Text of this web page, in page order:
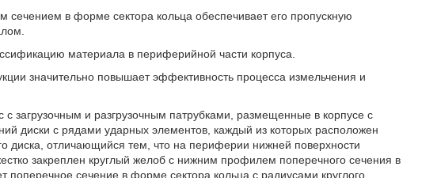
сечением в форме сектора кольца обеспечивает его пропускную
материала в периферийной части корпуса.
значительно повышает эффективность процесса измельчения и
загрузочным и разгрузочным патрубками, размещенные в корпусе с
диски с рядами ударных элементов, каждый из которых расположен
диска, отличающийся тем, что на периферии нижней поверхности
закреплен круглый желоб с нижним профилем поперечного сечения в
поперечное сечение в форме сектора кольца с радиусами круглого